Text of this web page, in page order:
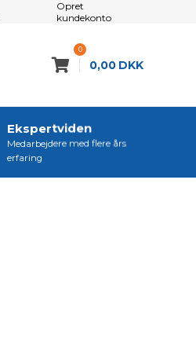
Opret
kundekonto
0
0,00 DKK
Ekspertviden
Medarbejdere med flere års
erfaring